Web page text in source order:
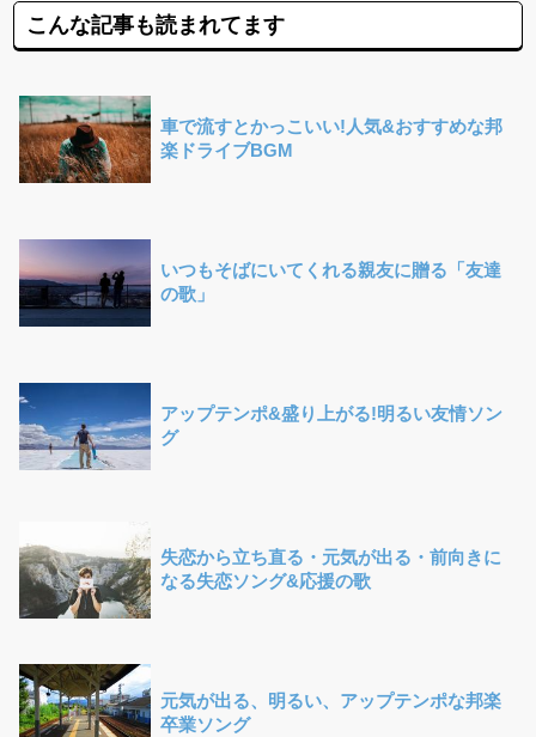
こんな記事も読まれてます
車で流すとかっこいい!人気&おすすめな邦
楽ドライブBGM
いつもそばにいてくれる親友に贈る「友達
の歌」
アップテンポ&盛り上がる!明るい友情ソン
グ
失恋から立ち直る・元気が出る・前向きに
なる失恋ソング&応援の歌
元気が出る、明るい、アップテンポな邦楽
卒業ソング